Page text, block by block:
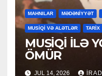
MAHNILAR MƏDƏNİYYƏT
MUSİQİ VƏ ALƏTLƏR TARİX
MUSİQİ İLƏ
ÖMÜR
JUL 14, 2026